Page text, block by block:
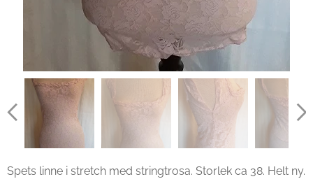
Spets linne i stretch med stringtrosa. Storlek ca 38. Helt ny.